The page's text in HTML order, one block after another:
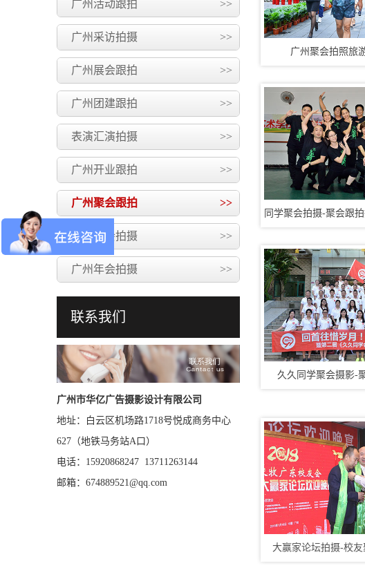
广州活动跟拍 >>
广州采访拍摄 >>
广州展会跟拍 >>
广州团建跟拍 >>
表演汇演拍摄 >>
广州开业跟拍 >>
广州聚会跟拍 >>
广州晚会拍摄 >>
广州年会拍摄 >>
联系我们
广州市华亿广告摄影设计有限公司
地址：白云区机场路1718号悦成商务中心
627（地铁马务站A口）
电话：15920868247 13711263144
邮箱：674889521@qq.com
广州聚会拍照旅
久久同学聚会摄影-
大赢家论坛拍摄-校